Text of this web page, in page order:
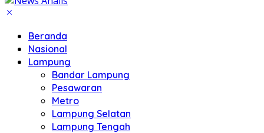
Beranda
Nasional
Lampung
Bandar Lampung
Pesawaran
Metro
Lampung Selatan
Lampung Tengah